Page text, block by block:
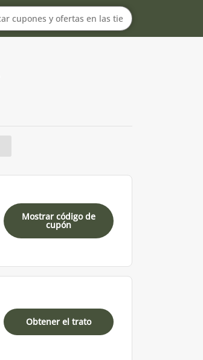
Mostrar código de
cupón
Obtener el trato